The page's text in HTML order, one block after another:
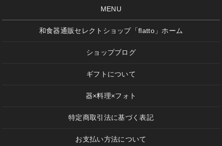
MENU
和食器通販セレクトショップ「flatto」ホーム
ショップブログ
ギフトについて
器×料理×フォト
特定商取引法に基づく表記
お支払い方法について